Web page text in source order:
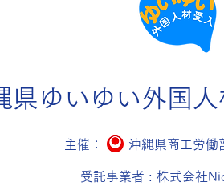
県ゆいゆい外国
主催： 沖縄県商工労働
受託事業者 : 株式会社